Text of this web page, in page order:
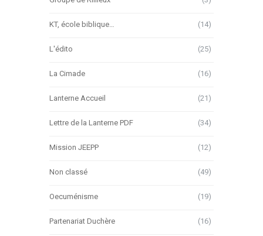
KT, école biblique… (14)
L'édito (25)
La Cimade (16)
Lanterne Accueil (21)
Lettre de la Lanterne PDF (34)
Mission JEEPP (12)
Non classé (49)
Oecuménisme (19)
Partenariat Duchère (16)